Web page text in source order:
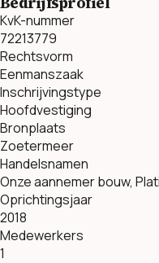
KvK-nummer
72213779
Rechtsvorm
Eenmanszaak
Inschrijvingstype
Hoofdvestiging
Bronplaats
Zoetermeer
Handelsnamen
Onze aannemer bouw,
Oprichtingsjaar
2018
Medewerkers
1